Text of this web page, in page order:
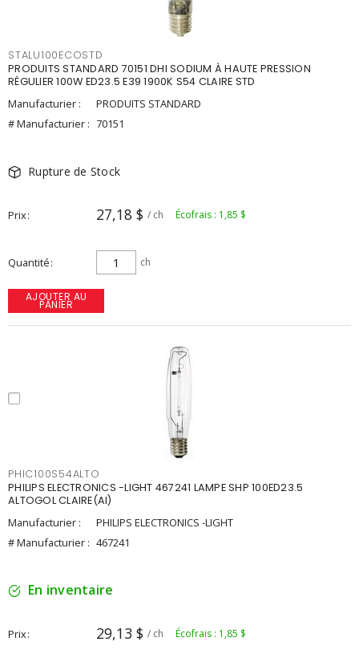
STALU100ECOSTD
PRODUITS STANDARD 70151 DHI SODIUM À HAUTE PRESSION
RÉGULIER 100W ED23.5 E39 1900K S54 CLAIRE STD
Manufacturier :
PRODUITS STANDARD
# Manufacturier : 70151
Rupture de Stock
Prix 27,18 $ / ch Écofrais : 1,85 $
Quantité ch
AJOUTER AU
PANIER
PHIC100S54ALTO
PHILIPS ELECTRONICS -LIGHT 467241 LAMPE SHP 100ED23.5
ALTOGOL CLAIRE(AI)
Manufacturier :
PHILIPS ELECTRONICS -LIGHT
# Manufacturier : 467241
En inventaire
Prix 29,13 $ / ch Écofrais : 1,85 $